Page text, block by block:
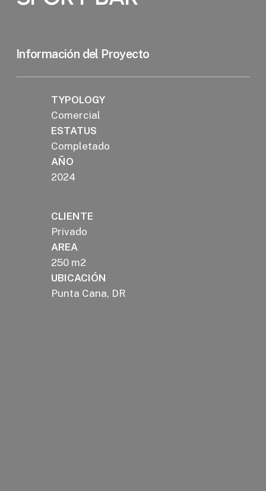
Información del Proyecto
TYPOLOGY
Comercial
ESTATUS
Completado
AÑO
2024
CLIENTE
Privado
AREA
250 m2
UBICACIÓN
Punta Cana, DR